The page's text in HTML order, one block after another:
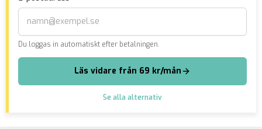
Du loggas in automatiskt efter betalningen.
Läs vidare från 69 kr/mån
Se alla alternativ